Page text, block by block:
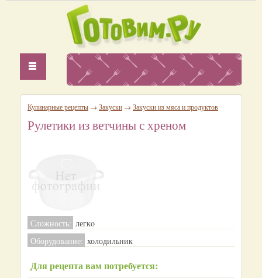
Кулинарные рецепты → Закуски → Закуски из мяса и продуктов
Рулетики из ветчины с хреном
Сложность: легкo
Оборудование: холодильник
Для рецепта вам потребуется: